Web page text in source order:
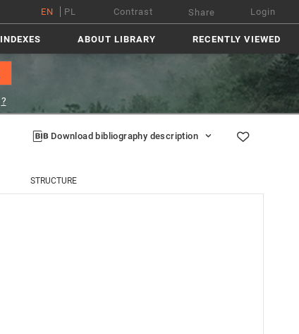
EN PL Contrast Share Login
INDEXES ABOUT LIBRARY RECENTLY VIEWED
?
Download bibliography description
STRUCTURE